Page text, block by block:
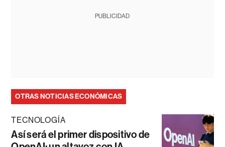
PUBLICIDAD
OTRAS NOTICIAS ECONÓMICAS
TECNOLOGÍA
Así será el primer dispositivo de